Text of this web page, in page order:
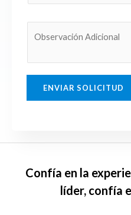
ENVIAR SOLICITUD
Confía en la
líder, confía